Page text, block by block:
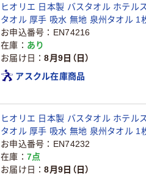
ヒオリエ 日本製 バスタオル ホテル
タオル 厚手 吸水 無地 泉州タオル 1
お申込番号
EN74216
在庫
あり
お届け日
8月9日（日）
アスクル在庫商品
ヒオリエ 日本製 バスタオル ホテル
タオル 厚手 吸水 無地 泉州タオル 1
お申込番号
EN74232
在庫
7点
お届け日
8月9日（日）